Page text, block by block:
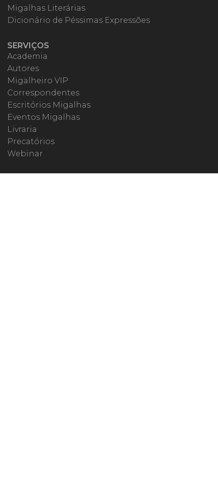
Migalhas Literárias
Dicionário de Péssimas Expressões
SERVIÇOS
Academia
Autores
Migalheiro VIP
Correspondentes
Escritórios Migalhas
Eventos Migalhas
Livraria
Precatórios
Webinar